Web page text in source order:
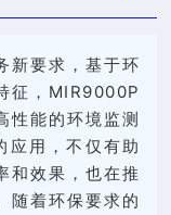
新要求，基于环
征，MIR9000P
性能的环境监测
应用，不仅有助
和效果，也在推
随着环保要求的